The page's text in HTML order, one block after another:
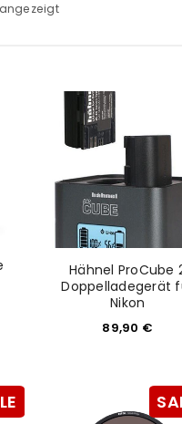
angezeigt
Hähnel ProCube
Doppelladegerät
Nikon
89,90 €